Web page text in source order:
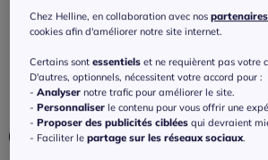
Réf : 210.323.002 2.3/5- 3
Couleur :marine-rouille
Choisir une couleur :
Chez Helline, en collaboration avec nospartenaires
cookies afin d'améliorer notre site internet.
Certains sontessentiels et ne requièrent pas votre
D'autres, optionnels, nécessitent votre accord pour :
-Analyser notre trafic pour améliorer le site.
-Personnaliser le contenu pour vous offrir une
-Proposer des publicités ciblées qui devraient
- Faciliter lepartage sur les réseaux sociaux